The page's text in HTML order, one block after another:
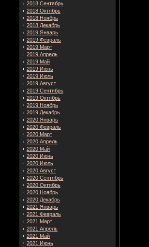
2018 Сентябрь
2018 Октябрь
2018 Ноябрь
2018 Декабрь
2019 Январь
2019 Февраль
2019 Март
2019 Апрель
2019 Май
2019 Июнь
2019 Июль
2019 Август
2019 Сентябрь
2019 Октябрь
2019 Ноябрь
2019 Декабрь
2020 Январь
2020 Февраль
2020 Март
2020 Апрель
2020 Май
2020 Июнь
2020 Июль
2020 Август
2020 Сентябрь
2020 Октябрь
2020 Ноябрь
2020 Декабрь
2021 Январь
2021 Февраль
2021 Март
2021 Апрель
2021 Май
2021 Июнь